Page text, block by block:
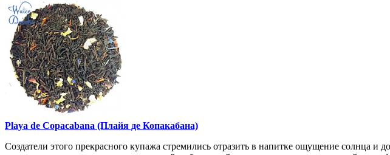
Playa de Copacabana (Плайя де Копакабана)
Создатели этого прекрасного купажа стремились отразить в напитке ощущение солнца